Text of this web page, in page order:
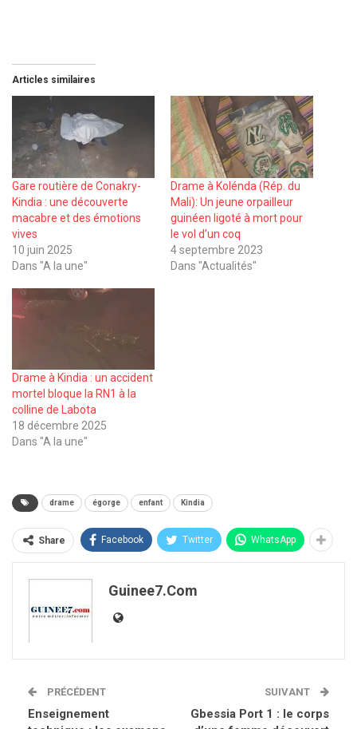
Articles similaires
Gare routière de Conakry-
Kindia : une découverte
macabre et des émotions
vives
10 juin 2025
Dans "A la une"
Drame à Kolénda (Rép. du
Mali): Un jeune orpailleur
guinéen ligoté à mort pour
le vol d’un coq
4 septembre 2023
Dans "Actualités"
Drame à Kindia : un accident
mortel bloque la RN1 à la
colline de Labota
18 décembre 2025
Dans "A la une"
drame égorge enfant Kindia
Share Facebook Twitter WhatsApp
Guinee7.com
PRÉCÉDENT
Enseignement
SUIVANT
Gbessia Port 1 : le corps